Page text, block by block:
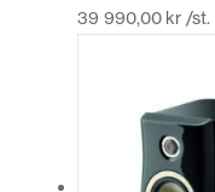
39 990,00 kr /st.